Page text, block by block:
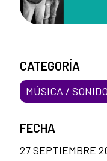
CATEGORÍA
MÚSICA / SONIDO
FECHA
27 SEPTIEMBRE